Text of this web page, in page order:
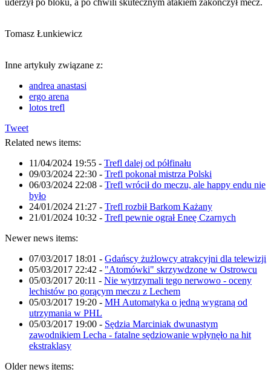
Tomasz Łunkiewicz
Inne artykuły związane z:
andrea anastasi
ergo arena
lotos trefl
Tweet
Related news items:
11/04/2024 19:55 - Trefl dalej od półfinału
09/03/2024 22:30 - Trefl pokonał mistrza Polski
06/03/2024 22:08 - Trefl wrócił do meczu, ale happy endu nie
było
24/01/2024 21:27 - Trefl rozbił Barkom Każany
21/01/2024 10:32 - Trefl pewnie ograł Eneę Czarnych
Newer news items:
07/03/2017 18:01 - Gdańscy żużlowcy atrakcyjni dla telewizji
05/03/2017 22:42 - "Atomówki" skrzywdzone w Ostrowcu
05/03/2017 20:11 - Nie wytrzymali tego nerwowo - oceny
lechistów po gorącym meczu z Lechem
05/03/2017 19:20 - MH Automatyka o jedną wygraną od
utrzymania w PHL
05/03/2017 19:00 - Sędzia Marciniak dwunastym
zawodnikiem Lecha - fatalne sędziowanie wpłynęło na hit
ekstraklasy
Older news items: